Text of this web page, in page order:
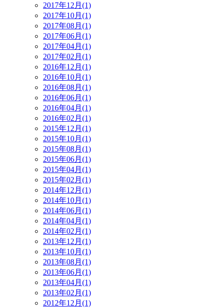
2017年12月(1)
2017年10月(1)
2017年08月(1)
2017年06月(1)
2017年04月(1)
2017年02月(1)
2016年12月(1)
2016年10月(1)
2016年08月(1)
2016年06月(1)
2016年04月(1)
2016年02月(1)
2015年12月(1)
2015年10月(1)
2015年08月(1)
2015年06月(1)
2015年04月(1)
2015年02月(1)
2014年12月(1)
2014年10月(1)
2014年06月(1)
2014年04月(1)
2014年02月(1)
2013年12月(1)
2013年10月(1)
2013年08月(1)
2013年06月(1)
2013年04月(1)
2013年02月(1)
2012年12月(1)